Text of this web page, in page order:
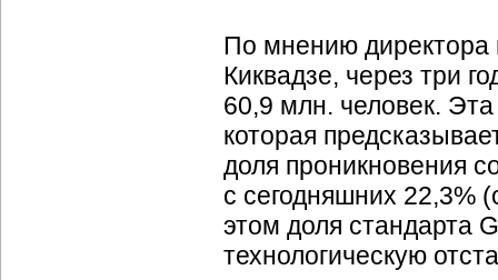
По мнению директора
Киквадзе, через три
60,9 млн. человек.
которая
доля проникновения
с сегодняшних 22,3%
этом доля стандарта
технологическую